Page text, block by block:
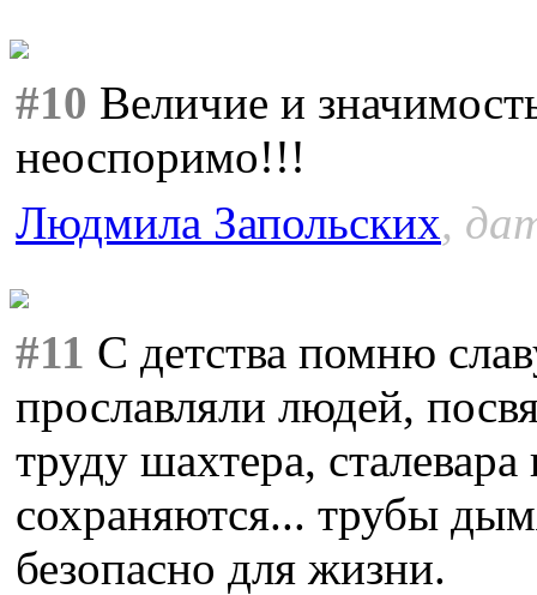
#10 Величие и
неоспоримо!!!
Людмила Запольских,
#11 С детства помню
прославляли людей,
труду шахтера,
сохраняются... трубы
безопасно для жизни.